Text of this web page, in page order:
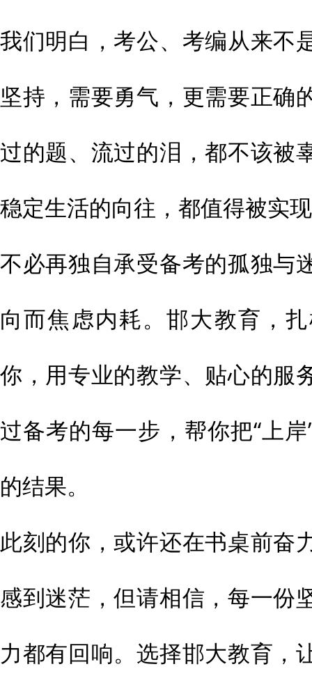
我们明白，考公、考编从来不
坚持，需要勇气，更需要正确
过的题、流过的泪，都不该被
稳定生活的向往，都值得被实
不必再独自承受备考的孤独与
向而焦虑内耗。邯大教育，
你，用专业的教学、贴心的服
过备考的每一步，帮你把“上
的结果。
此刻的你，或许还在书桌前奋
感到迷茫，但请相信，每一份
力都有回响。选择邯大教育，